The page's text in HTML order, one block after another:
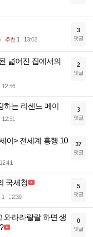
추천 1 13:02
3
댓글
넓어진 집에서의
12:56
2
댓글
는 리센느 메이
12:51
3
댓글
이> 전세계 흥행 10
12:41
37
댓글
국세청
1 12:39
5
댓글
와라라랄랄 하면 생
0
댓글